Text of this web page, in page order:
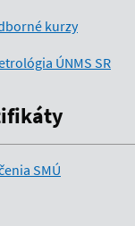
kurzy
ÚNMS SR
SMÚ